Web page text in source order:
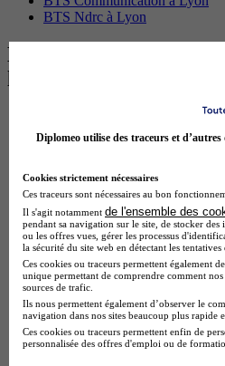
BTS Ndrc à Lyon
Les intitulés de
les plus recherchés
BTS Dietetique en alternance
BTS Sp3s en alternance
Master CCA en alternance
BTS Ndrc en alternance
BTS Sam en alternance
Cap Fleuriste en alternance
BTS Sio en alternance
MSc Marketing Digital en
BTS Gpme en alternance
Cap Electricien en alternance
BTS Gpn en alternance
BTS Domotique en alternance
Diplomeo utilise des traceurs et
Cookies strictement nécessaires
Ces traceurs sont nécessaires au bon
Il s'agit notamment de l'ensemble des
pendant sa navigation sur le site, de stocker
ou les offres vues, gérer les processus
la sécurité du site web en détectant les
Ces cookies ou traceurs permettent également
unique permettant de comprendre comment
sources de trafic.
Ils nous permettent également d’observer le
navigation dans nos sites beaucoup plus rapide
Ces cookies ou traceurs permettent enfin de
personnalisée des offres d'emploi ou de